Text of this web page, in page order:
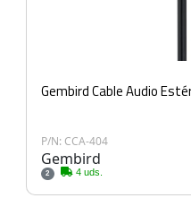
Gembird Cable Audio
P/N: CCA-404
Gembird
2 4 uds.